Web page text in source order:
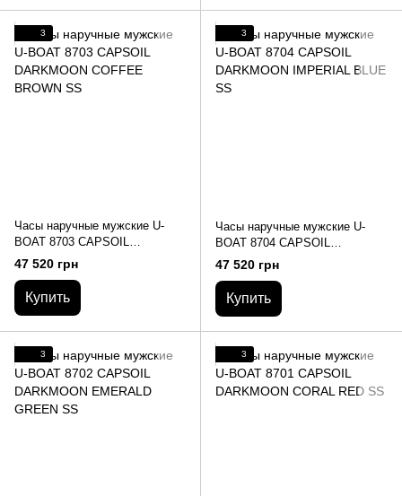
3
Часы наручные мужские U-
BOAT 8703 CAPSOIL
DARKMOON COFFEE BROWN
47 520 грн
Купить
3
Часы наручные мужские U-
BOAT 8704 CAPSOIL
DARKMOON IMPERIAL BLUE
47 520 грн
Купить
3 3